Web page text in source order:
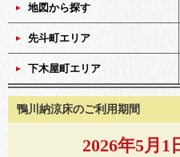
地図から探す
先斗町エリア
下木屋町エリア
鴨川納涼床のご利用期間
2026年5月1